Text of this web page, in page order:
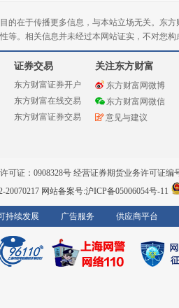
的在于传播更多信息，与本站立场无关。东
等。相关信息并未经过本网站证实，不对您
证券交易
东方财富证券开户
东方财富在线交易
东方财富证券交易
关注东方财富
东方财富网微博
东方财富网微信
意见与建议
可证：0908328号 经营证券期货业务许可证编
20070217 网站备案号:沪ICP备05006054号-11
持续发展 广告服务 供应商平台